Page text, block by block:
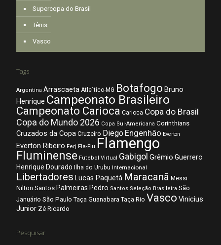
Supercopa do Brasil
Tênis
Vasco
Tags
Argentina Arrascaeta Atle´tico-MG Botafogo Bruno
Henrique Campeonato Brasileiro
Campeonato Carioca Carioca Copa do Brasil
Copa do Mundo 2026 Copa Sul-Americana Corinthians
Cruzados da Copa Cruzeiro Diego Engenhão Everton
Everton Ribeiro Ferj Fla-Flu Flamengo
Fluminense Futebol Virtual Gabigol Grêmio Guerrero
Henrique Dourado Ilha do Urubu Internacional
Libertadores Lucas Paquetá Maracanã Messi
Nilton Santos Palmeiras Pedro Santos Seleção Brasileira São
Januário São Paulo Taça Guanabara Taça Rio Vasco Vinicius
Junior Zé Ricardo
Pesquisar